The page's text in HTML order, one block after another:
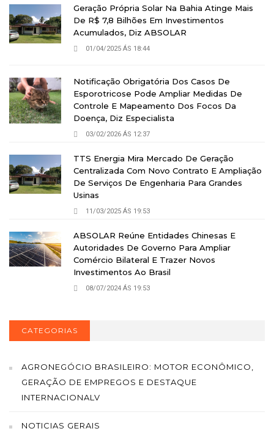
Geração Própria Solar Na Bahia Atinge Mais
De R$ 7,8 Bilhões Em Investimentos
Acumulados, Diz ABSOLAR
01/04/2025 ÁS 18:44
Notificação Obrigatória Dos Casos De
Esporotricose Pode Ampliar Medidas De
Controle E Mapeamento Dos Focos Da
Doença, Diz Especialista
03/02/2026 ÁS 12:37
TTS Energia Mira Mercado De Geração
Centralizada Com Novo Contrato E Ampliação
De Serviços De Engenharia Para Grandes
Usinas
11/03/2025 ÁS 19:53
ABSOLAR Reúne Entidades Chinesas E
Autoridades De Governo Para Ampliar
Comércio Bilateral E Trazer Novos
Investimentos Ao Brasil
08/07/2024 ÁS 19:53
CATEGORIAS
AGRONEGÓCIO BRASILEIRO: MOTOR ECONÔMICO,
GERAÇÃO DE EMPREGOS E DESTAQUE
INTERNACIONALV
NOTICIAS GERAIS